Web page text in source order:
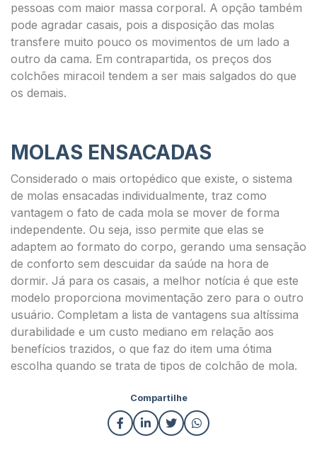
pessoas com maior massa corporal. A opção também
pode agradar casais, pois a disposição das molas
transfere muito pouco os movimentos de um lado a
outro da cama. Em contrapartida, os preços dos
colchões miracoil tendem a ser mais salgados do que
os demais.
MOLAS ENSACADAS
Considerado o mais ortopédico que existe, o sistema
de molas ensacadas individualmente, traz como
vantagem o fato de cada mola se mover de forma
independente. Ou seja, isso permite que elas se
adaptem ao formato do corpo, gerando uma sensação
de conforto sem descuidar da saúde na hora de
dormir. Já para os casais, a melhor notícia é que este
modelo proporciona movimentação zero para o outro
usuário. Completam a lista de vantagens sua altíssima
durabilidade e um custo mediano em relação aos
benefícios trazidos, o que faz do item uma ótima
escolha quando se trata de tipos de colchão de mola.
Compartilhe